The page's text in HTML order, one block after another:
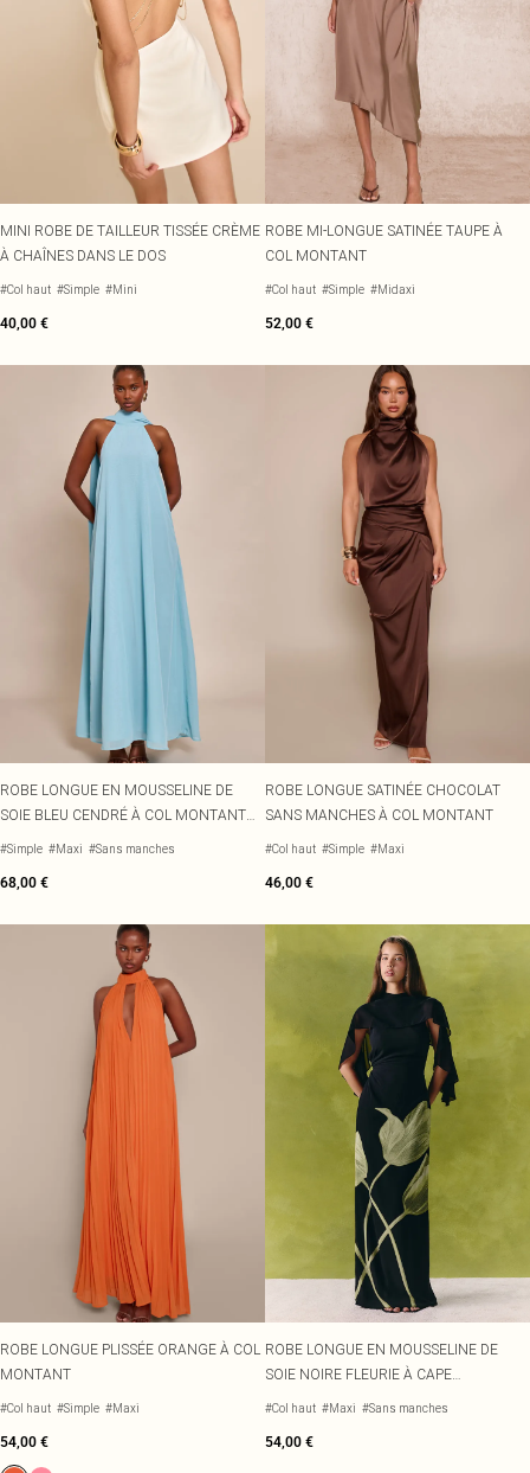
MINI ROBE DE TAILLEUR TISSÉE CRÈME
À CHAÎNES DANS LE DOS
#Col haut #Simple #Mini
40,00 €
ROBE MI-LONGUE SATINÉE TAUPE À
COL MONTANT
#Col haut #Simple #Midaxi
52,00 €
ROBE LONGUE EN MOUSSELINE DE
SOIE BLEU CENDRÉ À COL MONTANT
ET DÉTAIL FOULARD
#Simple #Maxi #Sans manches
68,00 €
ROBE LONGUE SATINÉE CHOCOLAT
SANS MANCHES À COL MONTANT
#Col haut #Simple #Maxi
46,00 €
ROBE LONGUE PLISSÉE ORANGE À COL
MONTANT
#Col haut #Simple #Maxi
54,00 €
ROBE LONGUE EN MOUSSELINE DE
SOIE NOIRE FLEURIE À CAPE
SUPERPOSÉE
#Col haut #Maxi #Sans manches
54,00 €